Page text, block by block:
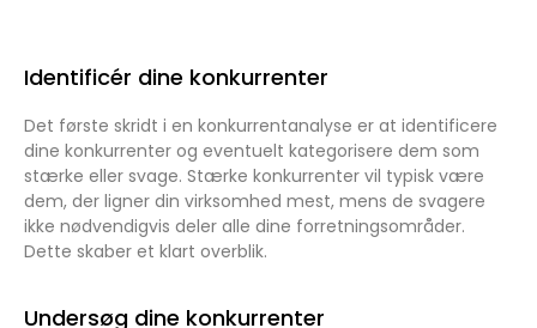
Identificér dine konkurrenter
Det første skridt i en konkurrentanalyse er at identificere
dine konkurrenter og eventuelt kategorisere dem som
stærke eller svage. Stærke konkurrenter vil typisk være
dem, der ligner din virksomhed mest, mens de svagere
ikke nødvendigvis deler alle dine forretningsområder.
Dette skaber et klart overblik.
Undersøg dine konkurrenter